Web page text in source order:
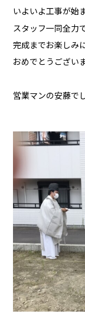
いよいよ工事が始
スタッフ一同全力
完成までお楽しみに
おめでとうござい
営業マンの安藤で